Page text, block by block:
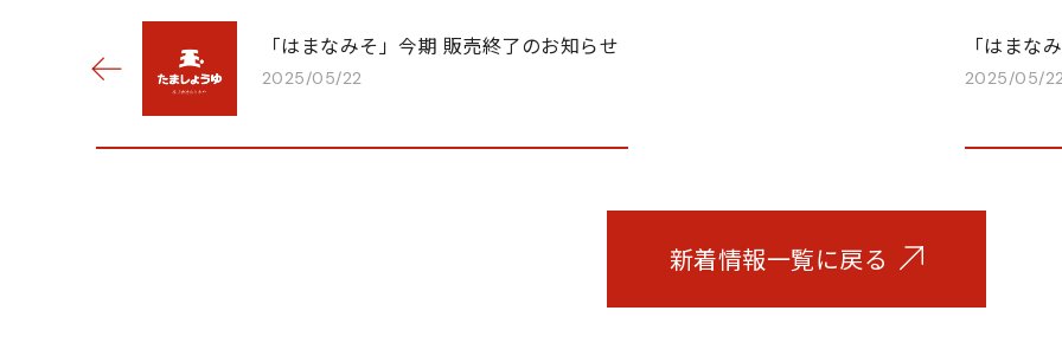
「はまなみそ」今期 販売終了のお知らせ
2025/05/22
「はまな
2025/05/
新着情報一覧に戻る